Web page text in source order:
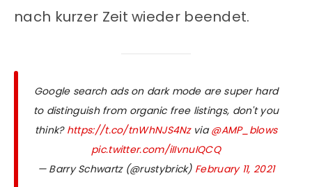
nach kurzer Zeit wieder beendet.
Google search ads on dark mode are super hard
to distinguish from organic free listings, don't you
think? https://t.co/tnWhNJS4Nzvia@AMP_blows
pic.twitter.com/iIIvnuIQCQ
— Barry Schwartz (@rustybrick) February 11, 2021